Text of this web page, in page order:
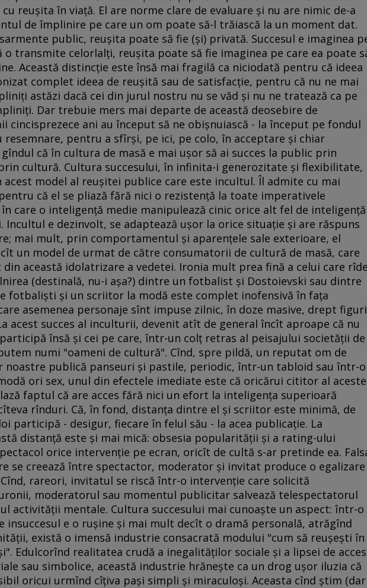
reuşita în viaţă. El are norme clare de evaluare şi nu are nimic de-a
de împlinire pe care un om poate să-l trăiască la un moment dat.
public, reuşita poate să fie (şi) privată. Succesul e imaginea
o transmite celorlalţi, reuşita poate să fie imaginea pe care ea poate
Această distincţie este însă mai fragilă ca niciodată pentru că ideea
complet ideea de reuşită sau de satisfacţie, pentru că nu ne mai
astăzi dacă cei din jurul nostru nu se văd şi nu ne tratează ca pe
Dar trebuie mers mai departe de această deosebire de
cincisprezece ani au început să ne obişnuiască - la început pe fondul
resemnare, pentru a sfîrşi, pe ici, pe colo, în acceptare şi chiar
că în cultura de masă e mai uşor să ai succes la public prin
cultură. Cultura succesului, în infinita-i generozitate şi flexibilitate,
model al reuşitei publice care este incultul. Îl admite cu mai
că el se pliază fără nici o rezistenţă la toate imperativele
care o inteligenţă medie manipulează cinic orice alt fel de inteligenţă
Incultul e dezinvolt, se adaptează uşor la orice situaţie şi are răspuns
mai mult, prin comportamentul şi aparenţele sale exterioare, el
un model de urmat de către consumatorii de cultură de masă, care
această idolatrizare a vedetei. Ironia mult prea fină a celui care
(destinală, nu-i aşa?) dintre un fotbalist şi Dostoievski sau dintre
fotbalişti şi un scriitor la modă este complet inofensivă în faţa
asemenea personaje sînt impuse zilnic, în doze masive, drept figuri
acest succes al inculturii, devenit atît de general încît aproape că nu
însă şi cei pe care, într-un colţ retras al peisajului societăţii de
numi "oameni de cultură". Cînd, spre pildă, un reputat om de
noastre publică panseuri şi pastile, periodic, într-un tabloid sau într-o
ori sex, unul din efectele imediate este că oricărui cititor al
faptul că are acces fără nici un efort la inteligenţa superioară
rînduri. Că, în fond, distanţa dintre el şi scriitor este minimă, de
participă - desigur, fiecare în felul său - la acea publicaţie. La
distanţă este şi mai mică: obsesia popularităţii şi a rating-ului
orice intervenţie pe ecran, oricît de cultă s-ar pretinde ea.
se creează între spectactor, moderator şi invitat produce o egalizare
rareori, invitatul se riscă într-o intervenţie care solicită
moderatorul sau momentul publicitar salvează telespectatorul
activităţii mentale. Cultura succesului mai cunoaşte un aspect: într-o
insuccesul e o ruşine şi mai mult decît o dramă personală, atrăgînd
există o imensă industrie consacrată modului "cum să reuşeşti în
Edulcorînd realitatea crudă a inegalităţilor sociale şi a lipsei de acces
sau simbolice, această industrie hrăneşte ca un drog uşor iluzia că
oricui urmînd cîţiva paşi simpli şi miraculoşi. Aceasta cînd ştim (dar